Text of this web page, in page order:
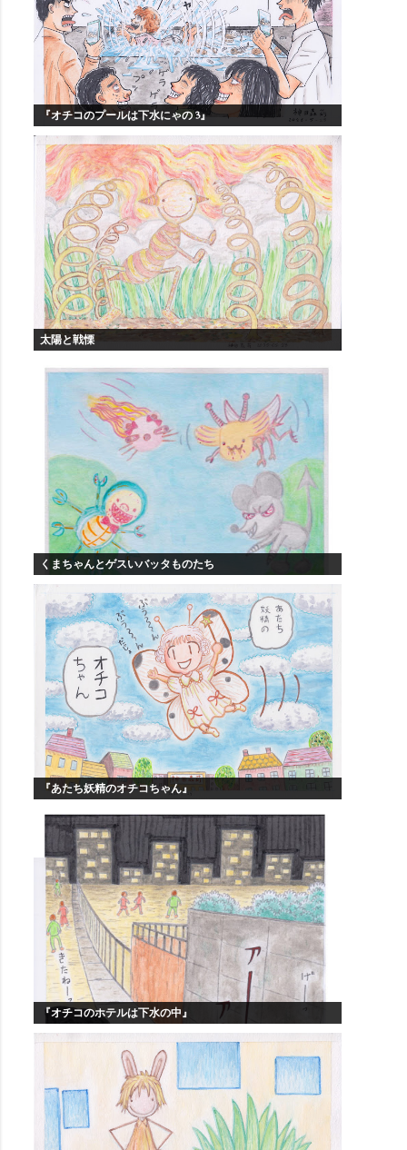
『オチコのプールは下水にゃの 3』
太陽と戦慄
くまちゃんとゲスいバッタものたち
『あたち妖精のオチコちゃん』
『オチコのホテルは下水の中』